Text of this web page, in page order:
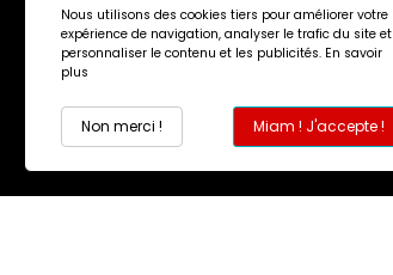
Meilleures ventes
Nous utilisons des cookies tiers pour améliorer votre
expérience de navigation, analyser le trafic du site et
personnaliser le contenu et les publicités. En savoir
plus
Miam ! J'accepte !
Non merci !